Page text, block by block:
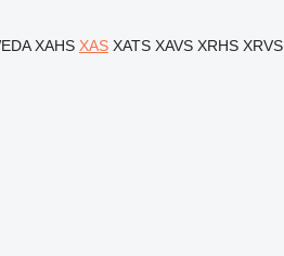
XAHS XAS XATS XAVS XRHS XRVS